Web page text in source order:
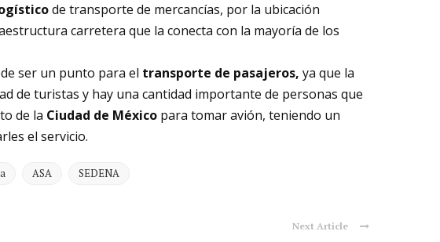
de transporte de mercancías, por la ubicación
carretera que la conecta con la mayoría de los
ser un punto para el transporte de pasajeros, ya que la
de turistas y hay una cantidad importante de personas que
de la Ciudad de México para tomar avión, teniendo un
el servicio.
ASA SEDENA
Next Article